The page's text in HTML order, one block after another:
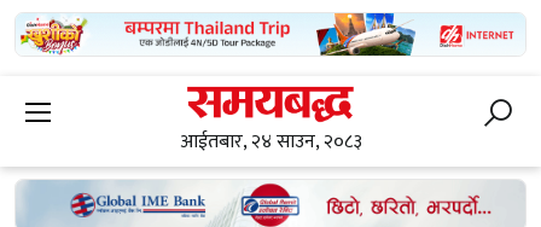
आईतबार, २४ साउन, २०८३